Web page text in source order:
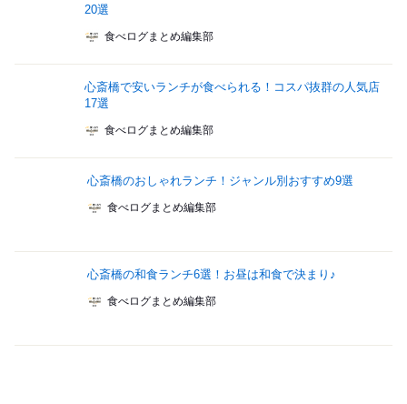
20選
食べログまとめ編集部
心斎橋で安いランチが食べられる！コスパ抜群の人気店
17選
食べログまとめ編集部
心斎橋のおしゃれランチ！ジャンル別おすすめ9選
食べログまとめ編集部
心斎橋の和食ランチ6選！お昼は和食で決まり♪
食べログまとめ編集部